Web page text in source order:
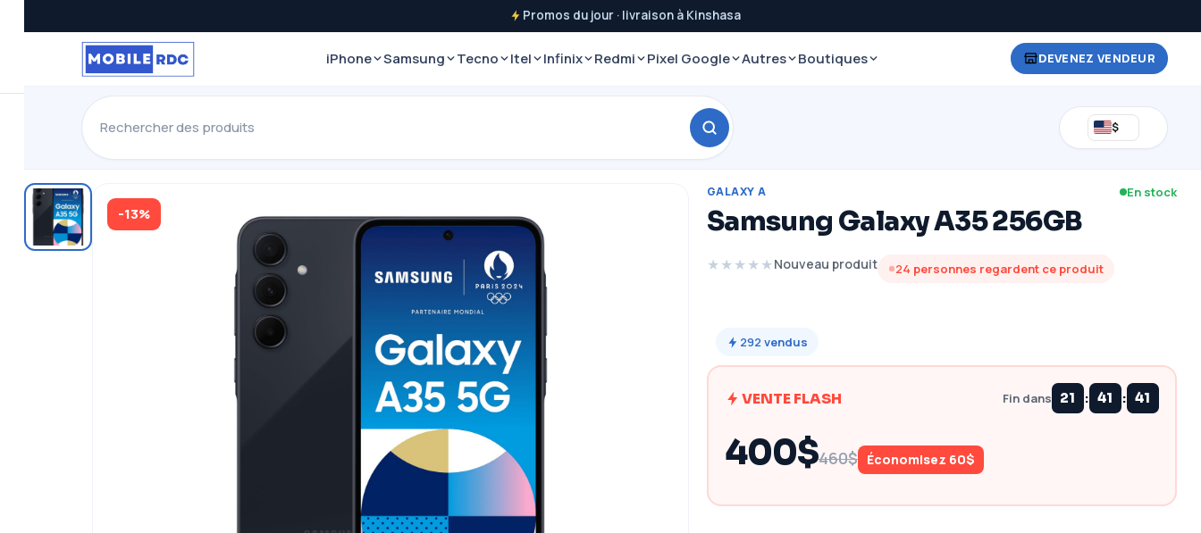
Promos du jour · livraison à Kinshasa
iPhone Samsung Tecno Itel Infinix Redmi Pixel Google Autres Boutiques DEVENEZ VENDEUR
$
-13%
GALAXY A En stock
Samsung Galaxy A35 256GB
★★★★★Nouveau produit 24 personnes regardent ce produit
292vendus
VENTE FLASH Fin dans 21 : 41 : 40
400$460$ Économisez 60$